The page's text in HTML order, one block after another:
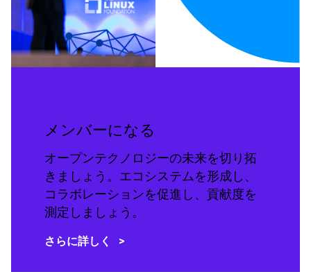
メンバーになる
オープンテクノロジーの未来を切り拓
きましょう。エコシステムを形成し、
コラボレーションを促進し、貢献度を
測定しましょう。
さらに詳しく